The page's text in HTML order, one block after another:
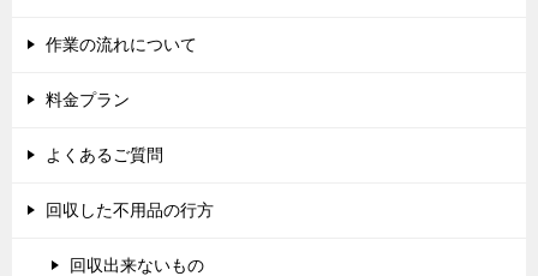
作業の流れについて
料金プラン
よくあるご質問
回収した不用品の行方
回収出来ないもの